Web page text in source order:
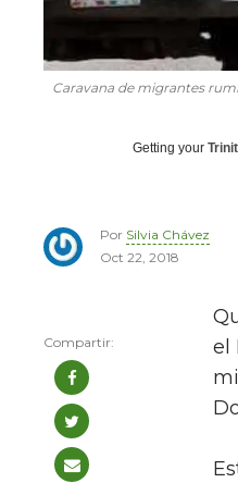
Caravana de migrantes
Getting your
Por Silvia Chávez
Oct 22, 2018
el